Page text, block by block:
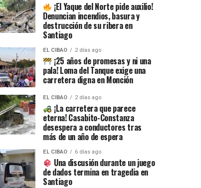
¡El Yaque del Norte pide auxilio!
Denuncian incendios, basura y
destrucción de su ribera en
Santiago
EL CIBAO 2 días ago
¡25 años de promesas y ni una
pala! Loma del Tanque exige una
carretera digna en Monción
EL CIBAO 2 días ago
¡La carretera que parece
eterna! Casabito-Constanza
desespera a conductores tras
más de un año de espera
EL CIBAO 6 días ago
Una discusión durante un juego
de dados termina en tragedia en
Santiago